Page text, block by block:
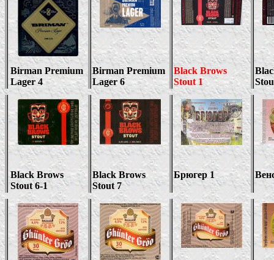
Birman Premium
Lager 4
Birman Premium
Lager 6
Black Brows
Stout 1
Black Brows
Stout6-1
Black Brows
Stout 7
Брюгер 1